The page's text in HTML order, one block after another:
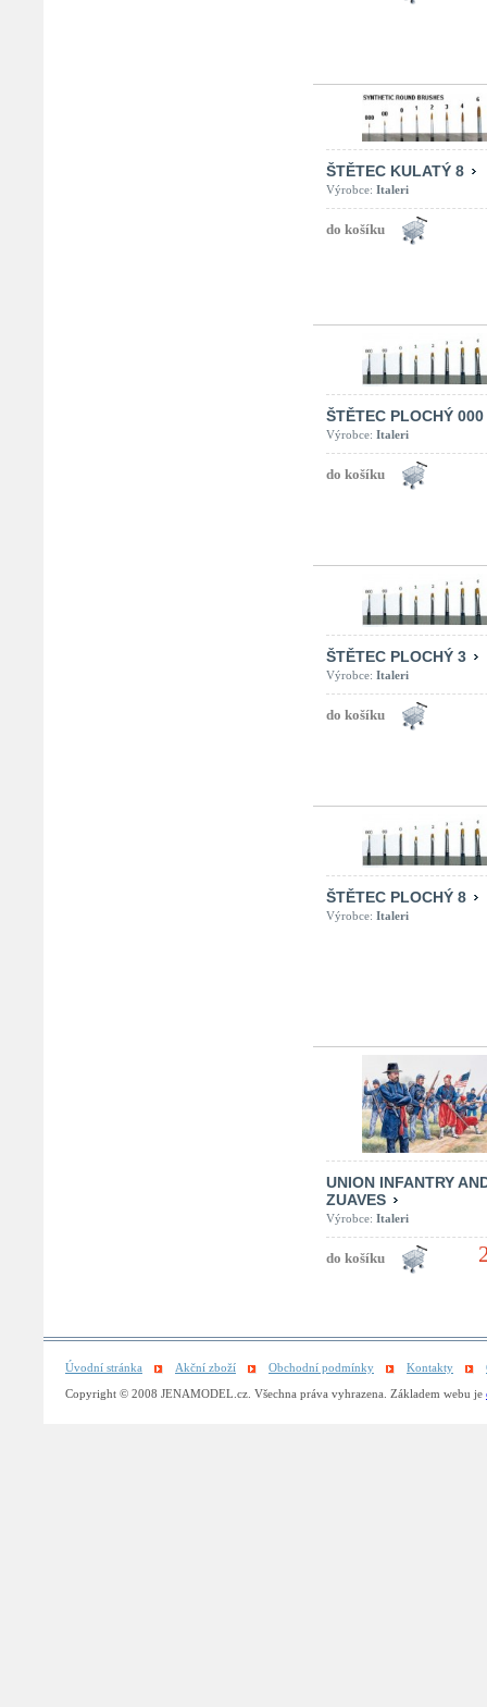
ŠTĚTEC KULATÝ 8
Výrobce: Italeri
ŠTĚTEC PLOCHÝ 000
Výrobce: Italeri
ŠTĚTEC PLOCHÝ 3
Výrobce: Italeri
ŠTĚTEC PLOCHÝ 8
Výrobce: Italeri
UNION INFANTRY
ZUAVES
Výrobce: Italeri
Úvodní stránka Akční zboží Obchodní podmínky Kontakty
Copyright © 2008 JENAMODEL.cz. Všechna práva vyhrazena. Základem webu je